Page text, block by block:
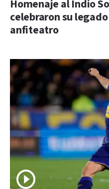
Homenaje al Indio
celebraron su
anfiteatro